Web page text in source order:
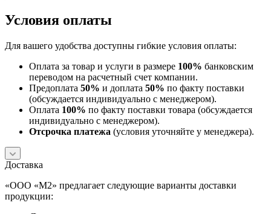
Условия оплаты
Для вашего удобства доступны гибкие условия оплаты:
Оплата за товар и услуги в размере 100% банковским
переводом на расчетный счет компании.
Предоплата 50% и доплата 50% по факту поставки
(обсуждается индивидуально с менеджером).
Оплата 100% по факту поставки товара (обсуждается
индивидуально с менеджером).
Отсрочка платежа (условия уточняйте у менеджера).
Доставка
«ООО «М2» предлагает следующие варианты доставки
продукции: